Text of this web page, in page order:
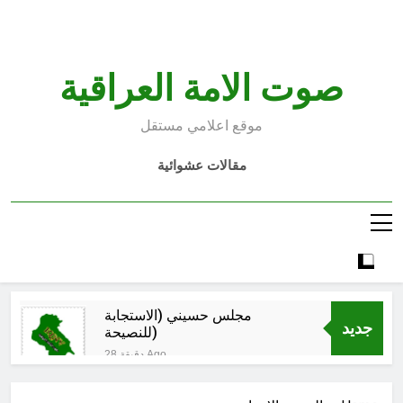
صوت الامة العراقية
موقع اعلامي مستقل
مقالات عشوائية
جديد
مجلس حسيني (الاستجابة
للنصيحة)
28 دقيقة Ago